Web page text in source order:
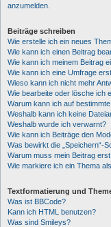
anzumelden.
Beiträge schreiben
Wie erstelle ich ein neues
Wie kann ich einen Beitrag
Wie kann ich meinem Beitrag
Wie kann ich eine Umfrage
Wieso kann ich nicht mehr
Wie bearbeite oder lösche ich
Warum kann ich auf
Weshalb kann ich keine
Weshalb wurde ich verwarnt?
Wie kann ich Beiträge den
Was bewirkt die „Speichern“-
Warum muss mein Beitrag
Wie markiere ich ein Thema
Textformatierung und
Was ist BBCode?
Kann ich HTML benutzen?
Was sind Smileys?